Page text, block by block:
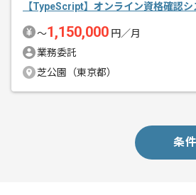
【TypeScript】オンライン資格確認
〜1,150,000 円／月
業務委託
芝公園（東京都）
条